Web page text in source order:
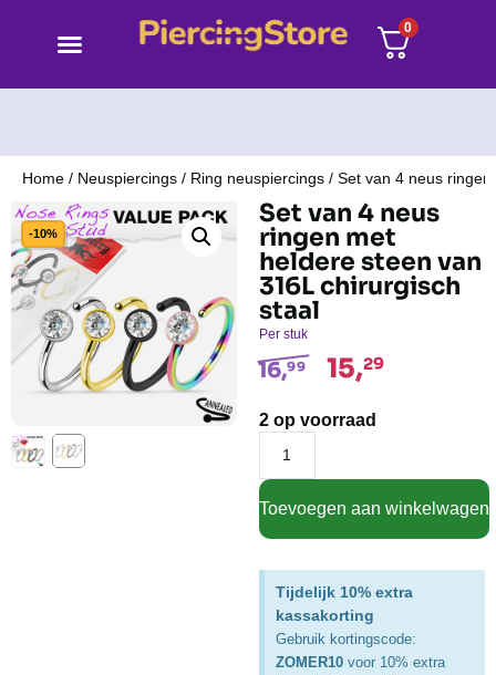
0
Home / Neuspiercings / Ring neuspiercings / Set van 4 neus
-10%
Set van 4 neus
ringen met
heldere steen van
316L chirurgisch
staal
Per stuk
16,99 15,29
2 op voorraad
Toevoegen aan winkelwagen
Tijdelijk 10% extra
kassakorting
Gebruik kortingscode:
ZOMER10 voor 10% extra